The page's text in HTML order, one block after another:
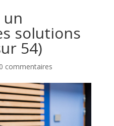
un
solutions
54)
0 commentaires